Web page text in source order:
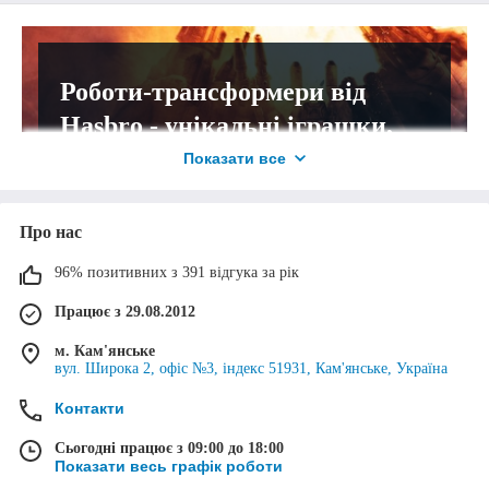
3
Доступні способи оплати покупки: переведення коштів на
розрахунковий рахунок, Пром-оплата, оплата банківською
чи варіант післяплати (при отриманні).
4
Роботи-трансформери від
Hasbro - унікальні іграшки,
що стануть вдалим
колекції за мотивами
всесвітньовідомої
Перейти до вибору
Роботи-трансформери від Hasbro: переваги
Показати все
Про нас
96% позитивних з 391 відгука за рік
Працює з 29.08.2012
м. Кам'янське
вул. Широка 2, офіс №3, індекс 51931, Кам'янське, Україна
Контакти
Сьогодні працює з 09:00 до 18:00
Показати весь графік роботи